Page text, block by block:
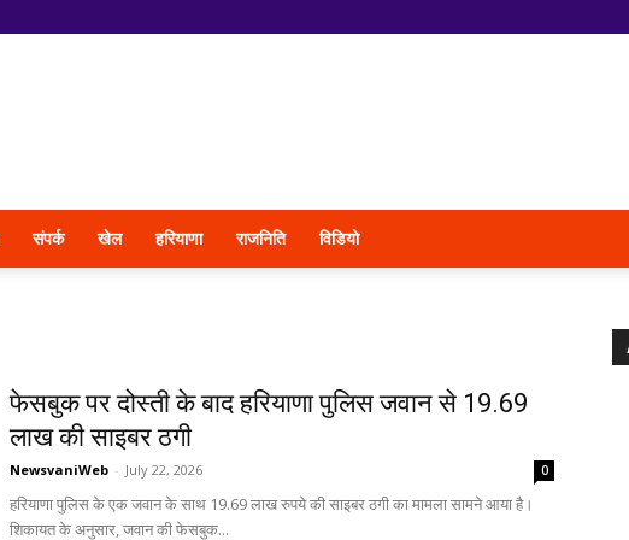
संपर्क खेल हरियाणा राजनिति विडियो
फेसबुक पर दोस्ती के बाद हरियाणा पुलिस जवान से 19.69
लाख की साइबर ठगी
NewsvaniWeb - July 22, 2026 0
हरियाणा पुलिस के एक जवान के साथ 19.69 लाख रुपये की साइबर ठगी का मामला सामने आया है।
शिकायत के अनुसार, जवान की फेसबुक...